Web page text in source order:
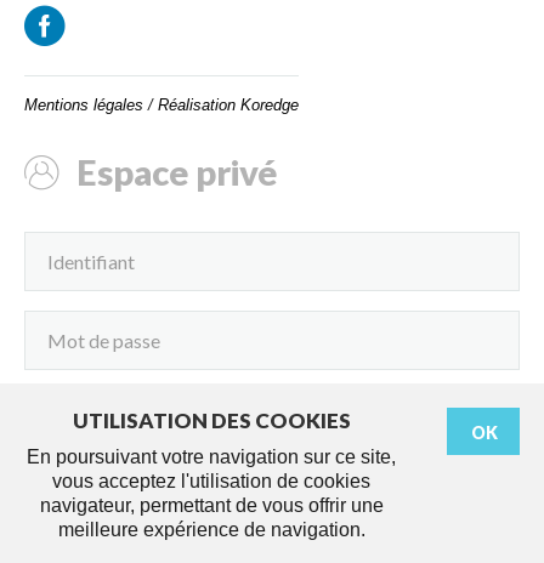
Mentions légales / Réalisation Koredge
Espace privé
OK
UTILISATION DES COOKIES
En poursuivant votre navigation sur ce site,
vous acceptez l'utilisation de cookies
navigateur, permettant de vous offrir une
meilleure expérience de navigation.